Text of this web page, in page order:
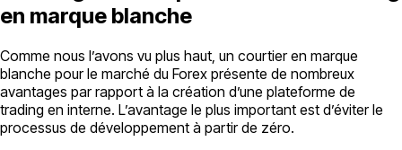
en marque blanche
Comme nous l’avons vu plus haut, un courtier en marque
blanche pour le marché du Forex présente de nombreux
avantages par rapport à la création d’une plateforme de
trading en interne. L’avantage le plus important est d’éviter le
processus de développement à partir de zéro.